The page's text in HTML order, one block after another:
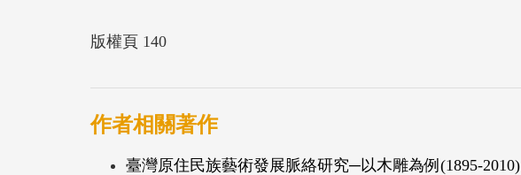
版權頁 140
作者相關著作
臺灣原住民族藝術發展脈絡研究─以木雕為例(1895-2010)